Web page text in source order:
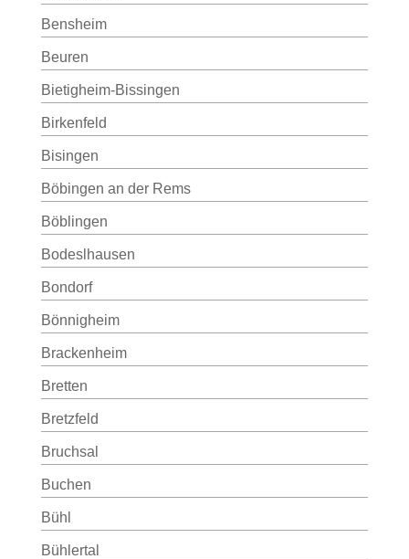
Bensheim
Beuren
Bietigheim-Bissingen
Birkenfeld
Bisingen
Böbingen an der Rems
Böblingen
Bodeslhausen
Bondorf
Bönnigheim
Brackenheim
Bretten
Bretzfeld
Bruchsal
Buchen
Bühl
Bühlertal